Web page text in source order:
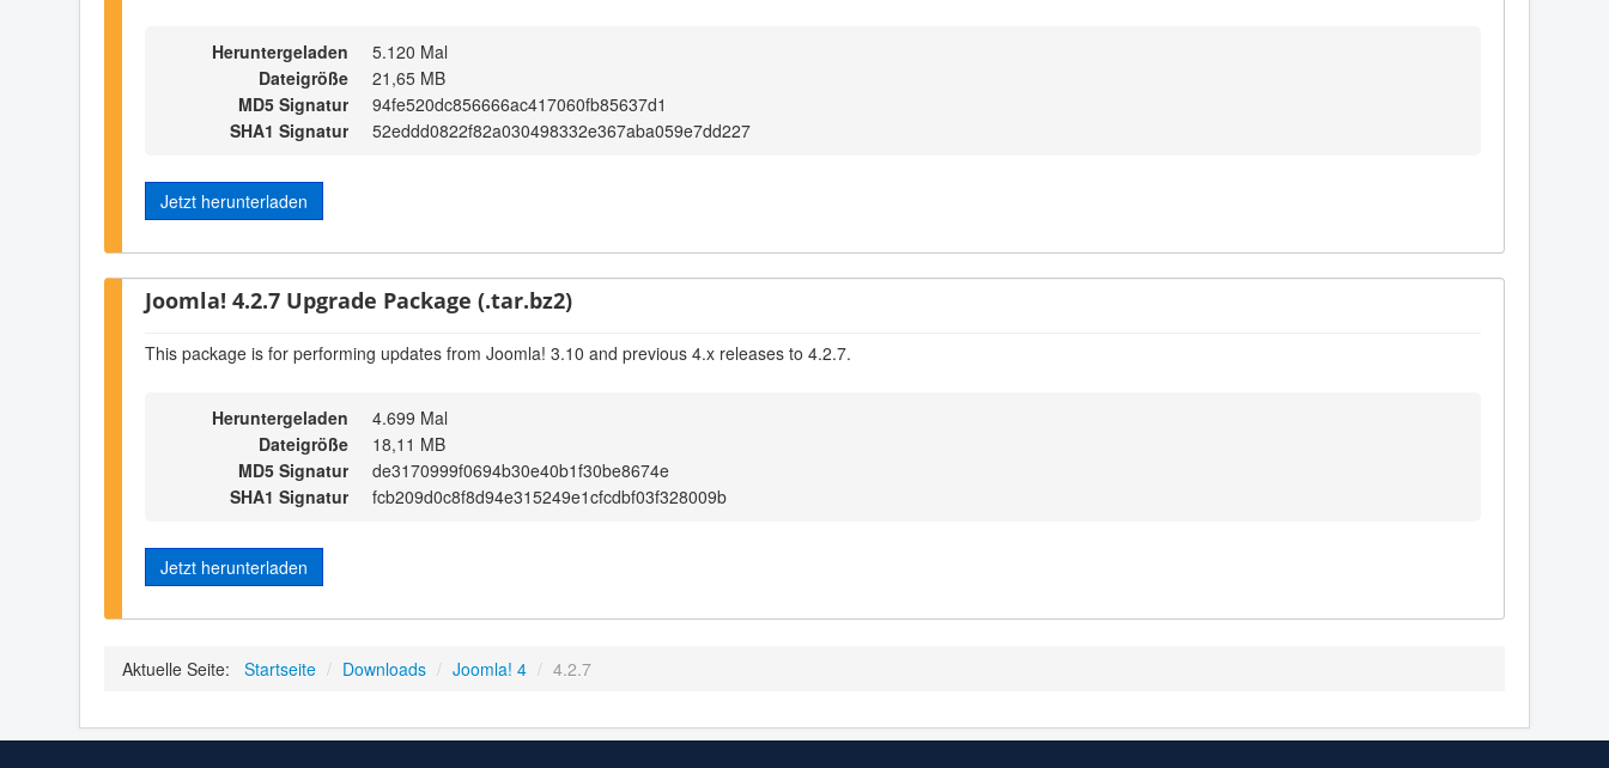
Heruntergeladen
5.120 Mal
Dateigröße
21,65 MB
MD5 Signatur
94fe520dc856666ac417060fb85637d1
SHA1 Signatur
52eddd0822f82a030498332e367aba059e7dd227
Jetzt herunterladen
Joomla! 4.2.7 Upgrade Package (.tar.bz2)
This package is for performing updates from Joomla! 3.10 and previous 4.x releases to 4.2.7.
Heruntergeladen
4.699 Mal
Dateigröße
18,11 MB
MD5 Signatur
de3170999f0694b30e40b1f30be8674e
SHA1 Signatur
fcb209d0c8f8d94e315249e1cfcdbf03f328009b
Jetzt herunterladen
Aktuelle Seite: Startseite / Downloads / Joomla! 4 / 4.2.7